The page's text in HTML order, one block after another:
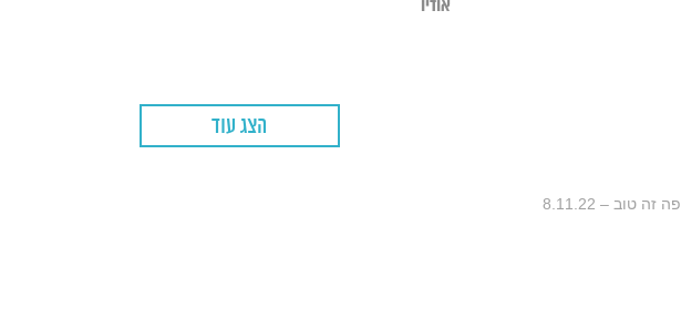
אודיו
הצג עוד
פה זה טוב – 8.11.22